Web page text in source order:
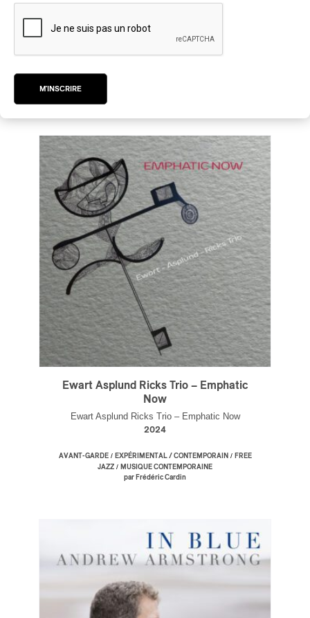
Galan Trio – Kinesis vol. 2
Galan Trio – Kinesis vol. 2
2024
Ewart Asplund Ricks Trio – Emphatic
Now
Ewart Asplund Ricks Trio – Emphatic Now
2024
AVANT-GARDE/ EXPÉRIMENTAL / CONTEMPORAIN / FREE
JAZZ / MUSIQUE CONTEMPORAINE
par Frédéric Cardin
M'INSCRIRE